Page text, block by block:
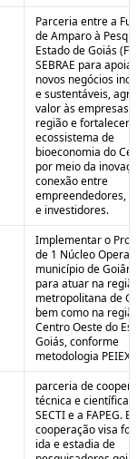
Parceria entre a
de Amparo à
Estado de Goiás
SEBRAE para
novos negócios
e sustentáveis,
valor às empresas
região e fortalecer
ecossistema de
bioeconomia do
por meio da
conexão entre
empreendedores,
e investidores.
Implementar o
de 1 Núcleo
município de
para atuar na
metropolitana de
bem como na
Centro Oeste do
Goiás, conforme
metodologia PEIEX.
parceria de
técnica e científica
SECTI e a FAPEG.
cooperação visa
ida e estadia de